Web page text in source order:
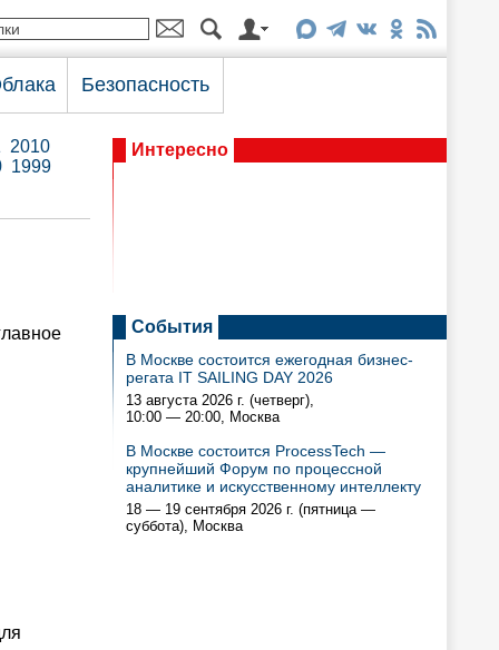
Безопасность
2010
1999
Интересно
События
В Москве состоится ежегодная бизнес-
регата IT SAILING DAY 2026
13 августа 2026 г. (четверг),
10:00 — 20:00, Москва
В Москве состоится ProcessTech —
крупнейший Форум по процессной
аналитике и искусственному интеллекту
18 — 19 сентября 2026 г. (пятница —
суббота), Москва